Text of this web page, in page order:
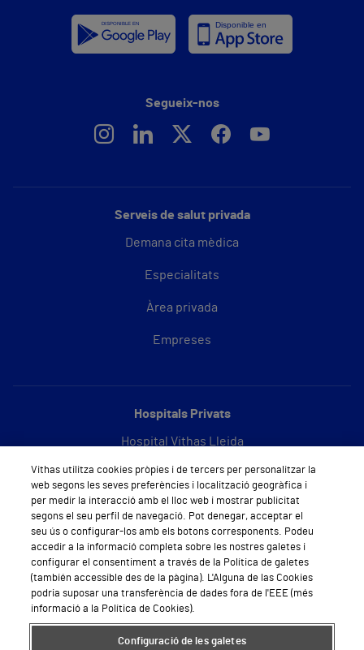
Serveis de salut privada
Demana cita mèdica
Especialitats
Àrea privada
Empreses
Hospitals Privats
Hospital Vithas Lleida
Hospital Vithas Barcelona
Sobre Vithas
Qui som
Treballar a Vithas
Sala de premsa
Segueix-nos
Vithas utilitza cookies pròpies i de tercers per personalitzar la
web segons les seves preferències i localització geogràfica i
per medir la interacció amb el lloc web i mostrar publicitat
segons el seu perfil de navegació. Pot denegar, acceptar el
seu ús o configurar-los amb els botons corresponents. Podeu
accedir a la informació completa sobre les nostres galetes i
configurar el consentiment a través de la Política de galetes
(también accessible des de la pàgina). L'Alguna de las Cookies
podria suposar una transferència de dades fora de l'EEE (més
informació a la Política de Cookies).
Configuració de les galetes